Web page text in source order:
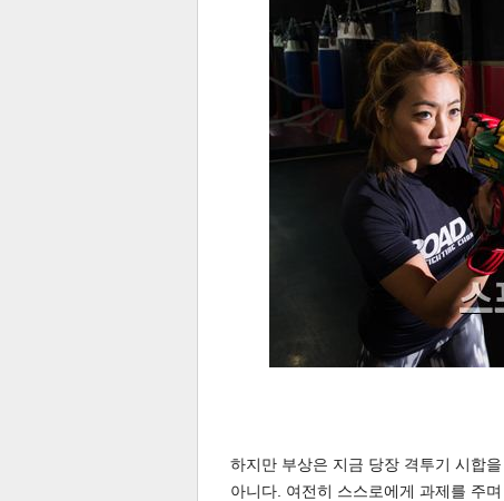
유 로그
하지만 부상은 지금 당장 격투기 시합
아니다. 여전히 스스로에게 과제를 주